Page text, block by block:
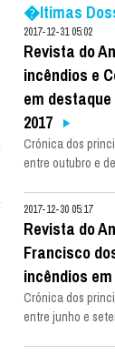
�ltimas
2017-12-31 05:02
Revista do
incêndios e
em
2017
Crónica dos
entre outubro e
2017-12-30 05:17
Revista do
Francisco
incêndios
Crónica dos
entre junho e